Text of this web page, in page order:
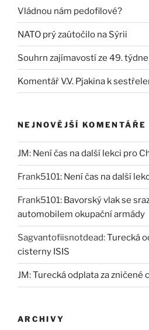
Vládnou nám pedofilové?
NATO prý zaútočilo na Sýrii
Souhrn zajímavostí ze 49. týdne
Komentář V.V. Pjakina k
NEJNOVĚJŠÍ KOMENTÁŘE
JM: Není čas na další lekci pro
Frank5101: Není čas na další
Frank5101: Bavorský vlak se
automobilem okupační armády
Sagvantofiisnotdead:Turecká
cisterny ISIS
JM:Turecká odplata za zničené
ARCHIVY